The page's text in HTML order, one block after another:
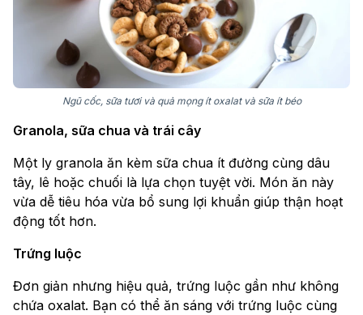
Ngũ cốc, sữa tươi và quả mọng ít oxalat và sữa ít béo
Granola, sữa chua và trái cây
Một ly granola ăn kèm sữa chua ít đường cùng dâu
tây, lê hoặc chuối là lựa chọn tuyệt vời. Món ăn này
vừa dễ tiêu hóa vừa bổ sung lợi khuẩn giúp thận hoạt
động tốt hơn.
Trứng luộc
Đơn giản nhưng hiệu quả, trứng luộc gần như không
chứa oxalat. Bạn có thể ăn sáng với trứng luộc cùng